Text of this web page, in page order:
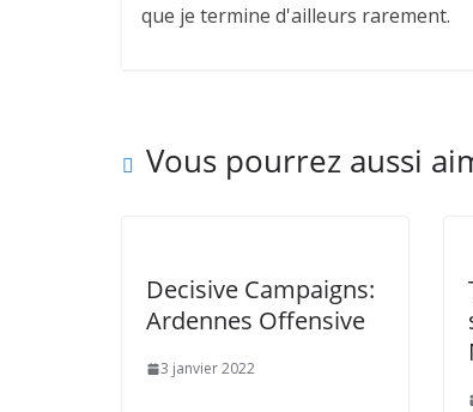
que je termine d'ailleurs rarement.
Vous pourrez aussi
Decisive Campaigns:
Ardennes Offensive
3 janvier 2022